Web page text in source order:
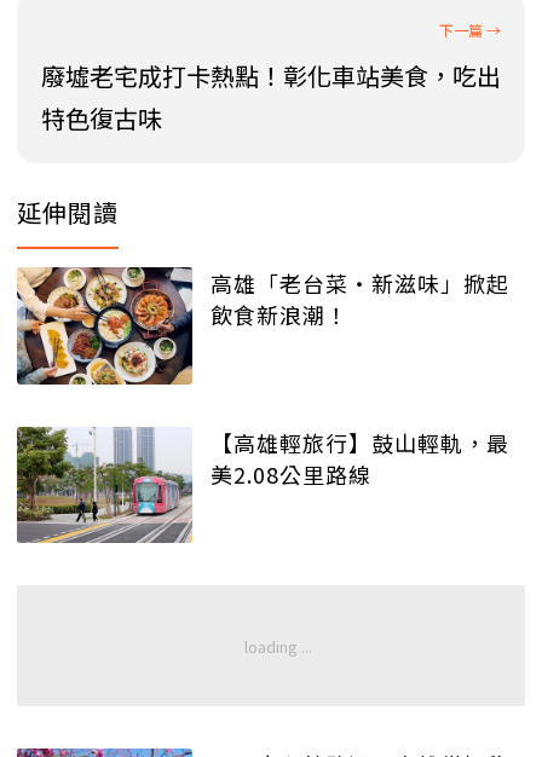
廢墟老宅成打卡熱點！彰化車站美食，吃出
特色復古味
延伸閱讀
高雄「老台菜・新滋味」掀起
飲食新浪潮！
【高雄輕旅行】鼓山輕軌，最
美2.08公里路線